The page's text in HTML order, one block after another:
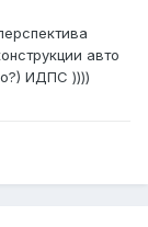
авто
ИДПС ))))